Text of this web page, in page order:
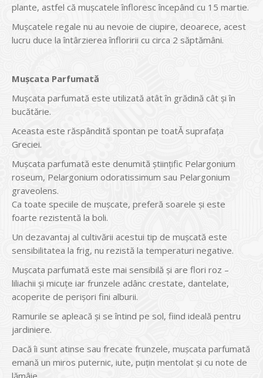
plante, astfel că mușcatele înfloresc începând cu 15 martie.
Mușcatele regale nu au nevoie de ciupire, deoarece, acest
lucru duce la întârzierea înfloririi cu circa 2 săptămâni.
Mușcata Parfumată
Mușcata parfumată este utilizată atât în grădină cât și în
bucătărie.
Aceasta este răspândită spontan pe toatĂ suprafața
Greciei.
Mușcata parfumată este denumită științific Pelargonium
roseum, Pelargonium odoratissimum sau Pelargonium
graveolens.
Ca toate speciile de mușcate, preferă soarele și este
foarte rezistentă la boli.
Un dezavantaj al cultivării acestui tip de mușcată este
sensibilitatea la frig, nu rezistă la temperaturi negative.
Mușcata parfumată este mai sensibilă și are flori roz –
liliachii și micuțe iar frunzele adânc crestate, dantelate,
acoperite de perișori fini alburii.
Ramurile se apleacă și se întind pe sol, fiind ideală pentru
jardiniere.
Dacă îi sunt atinse sau frecate frunzele, mușcata parfumată
emană un miros puternic, iute, puțin mentolat și cu note de
lămâie.